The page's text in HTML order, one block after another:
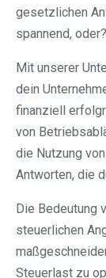
gesetzlichen
spannend, oder?
Mit unserer
dein
finanziell
von
die Nutzung
Antworten, die
Die Bedeutung
steuerlichen
Steuerlast zu